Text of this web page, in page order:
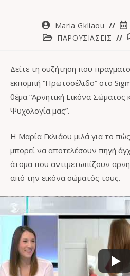
Maria Gkliaou
ΠΑΡΟΥΣΙΑΣΕΙΣ
Δείτε τη συζήτηση που
εκπομπή “Πρωτοσέλιδο” στο
θέμα “Αρνητική Εικόνα Σώματος
Ψυχολογία μας”.
Η Μαρία Γκλιάου μιλά για το
μπορεί να αποτελέσουν πηγή
άτομα που αντιμετωπίζουν
από την εικόνα σώματός τους.